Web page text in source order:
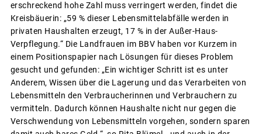
erschreckend hohe Zahl muss verringert werden, findet die
Kreisbäuerin: „59 % dieser Lebensmittelabfälle werden in
privaten Haushalten erzeugt, 17 % in der Außer-Haus-
Verpflegung.“ Die Landfrauen im BBV haben vor Kurzem in
einem Positionspapier nach Lösungen für dieses Problem
gesucht und gefunden: „Ein wichtiger Schritt ist es unter
Anderem, Wissen über die Lagerung und das Verarbeiten von
Lebensmitteln den Verbraucherinnen und Verbrauchern zu
vermitteln. Dadurch können Haushalte nicht nur gegen die
Verschwendung von Lebensmitteln vorgehen, sondern sparen